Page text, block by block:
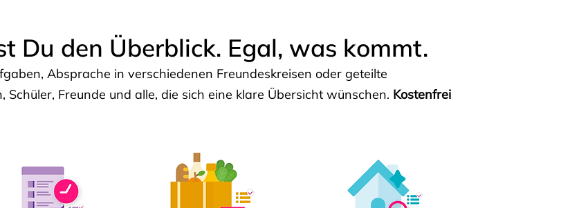
Du den Überblick. Egal, was kommt.
Absprache in verschiedenen Freundeskreisen oder geteilte
Schüler, Freunde und alle, die sich eine klare Übersicht wünschen. Kostenfrei